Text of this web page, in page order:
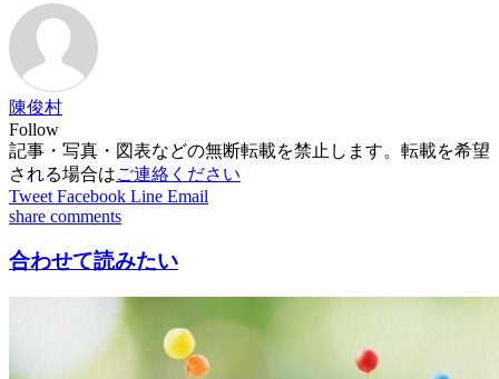
陳俊村
Follow
記事・写真・図表などの無断転載を禁止します。転載を希望
される場合はご連絡ください
Tweet Facebook Line Email
share comments
合わせて読みたい